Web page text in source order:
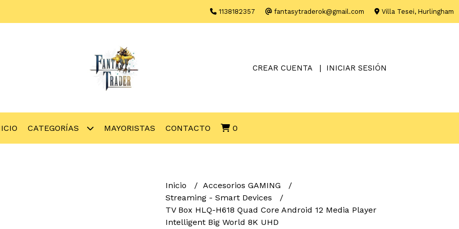
1138182357 fantasytraderok@gmail.com Villa Tesei, Hurlingham
CREAR CUENTA INICIAR SESIÓN
CATEGORÍAS MAYORISTAS CONTACTO 0
Inicio
Accesorios GAMING
Streaming - Smart Devices
TV Box HLQ-H618 Quad Core Android 12 Media Player
Intelligent Big World 8K UHD